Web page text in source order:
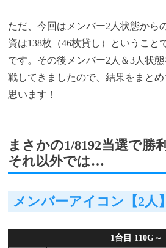
ただ、今回はメンバー2人状態から
資は138枚（46枚貸し）ということ
です。その後メンバー2人＆3人状
戦してきましたので、結果をまと
思います！
まさかの1/8192当選で勝
それ以外では…
メンバーアイコン【2人
1台目 110G～